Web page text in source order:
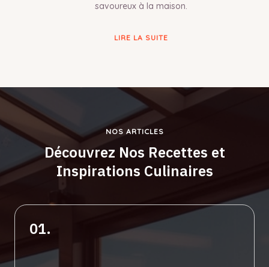
savoureux à la maison.
LIRE LA SUITE
NOS ARTICLES
Découvrez Nos Recettes et
Inspirations Culinaires
01.